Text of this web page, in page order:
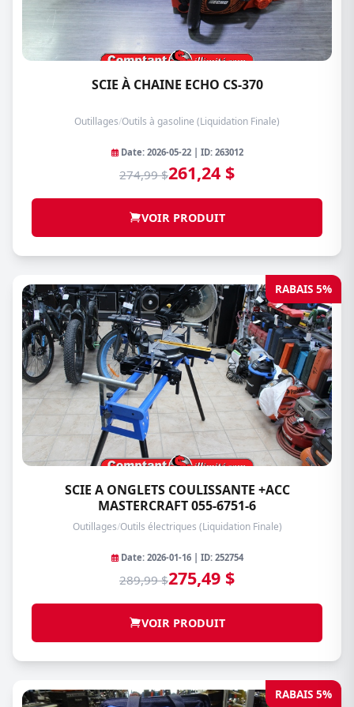
SCIE À CHAINE ECHO CS-370
Outillages/Outils à gasoline (Liquidation Finale)
Date: 2026-05-22 | ID: 263012
274,99 $261,24 $
VOIR PRODUIT
RABAIS 5%
SCIE A ONGLETS COULISSANTE +ACC
MASTERCRAFT 055-6751-6
Outillages/Outils électriques (Liquidation Finale)
Date: 2026-01-16 | ID: 252754
289,99 $275,49 $
VOIR PRODUIT
RABAIS 5%